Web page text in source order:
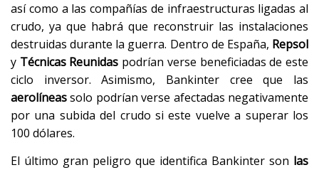
así como a las compañías de infraestructuras ligadas al
crudo, ya que habrá que reconstruir las instalaciones
destruidas durante la guerra. Dentro de España, Repsol
y Técnicas Reunidas podrían verse beneficiadas de este
ciclo inversor. Asimismo, Bankinter cree que las
aerolíneassolo podrían verse afectadas negativamente
por una subida del crudo si este vuelve a superar los
100 dólares.
El último gran peligro que identifica Bankinter son las